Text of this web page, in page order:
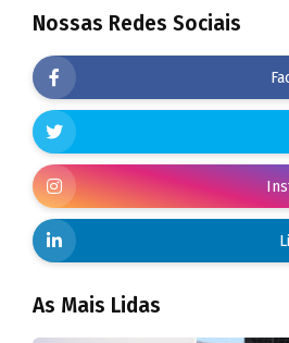
Nossas Redes Sociais
As Mais Lidas